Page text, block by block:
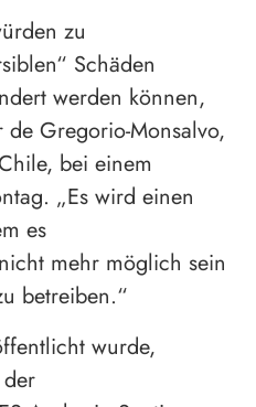
zu
Schäden
werden können,
Gregorio-Monsalvo,
bei einem
„Es wird einen
es
mehr möglich sein
betreiben.“
wurde,